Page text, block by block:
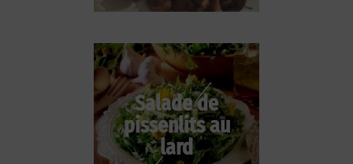
Salade de
pissenlits au
lard